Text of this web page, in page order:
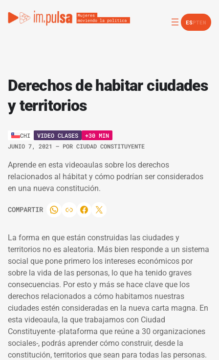
ESPTEN
Derechos de habitar ciudades
y territorios
CHI VIDEO CLASES
+30 MIN
JUNIO 7, 2021 – POR CIUDAD CONSTITUYENTE
Aprende en esta videoaulas sobre los derechos
relacionados al hábitat y cómo podrían ser considerados
en una nueva constitución.
COMPARTIR
La forma en que están construidas las ciudades y
territorios no es aleatoria. Más bien responde a un sistema
social que pone primero los intereses económicos por
sobre la vida de las personas, lo que ha tenido graves
consecuencias. Por esto y más se hace clave que los
derechos relacionados a cómo habitamos nuestras
ciudades estén consideradas en la nueva carta magna. En
esta videoaula, la que trabajamos con Ciudad
Constituyente -plataforma que reúne a 30 organizaciones
sociales-, podrás aprender cómo construir, desde la
constitución, territorios que sean para todas las personas.